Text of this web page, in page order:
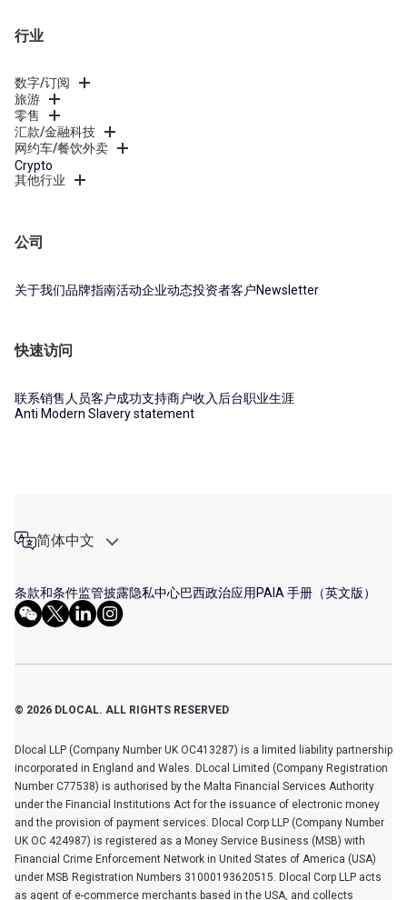
行业
数字/订阅
旅游
零售
汇款/金融科技
网约车/餐饮外卖
Crypto
其他行业
公司
关于我们品牌指南活动企业动态投资者客户Newsletter
快速访问
联系销售人员客户成功支持商户收入后台职业生涯
Anti Modern Slavery statement
简体中文
条款和条件监管披露隐私中心巴西政治应用 PAIA 手册（英文版）
© 2026 DLOCAL. ALL RIGHTS RESERVED
Dlocal LLP (Company Number UK OC413287) is a limited liability partnership
incorporated in England and Wales. DLocal Limited (Company Registration
Number C77538) is authorised by the Malta Financial Services Authority
under the Financial Institutions Act for the issuance of electronic money
and the provision of payment services. Dlocal Corp LLP (Company Number
UK OC 424987) is registered as a Money Service Business (MSB) with
Financial Crime Enforcement Network in United States of America (USA)
under MSB Registration Numbers 31000193620515. Dlocal Corp LLP acts
as agent of e-commerce merchants based in the USA, and collects